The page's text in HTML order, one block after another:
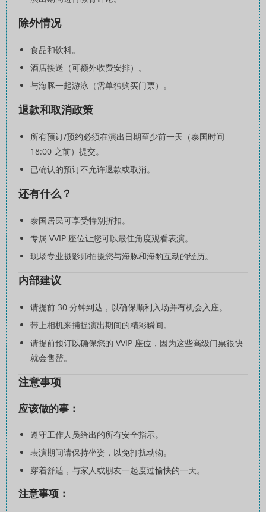
除外情况
食品和饮料。
酒店接送（可额外收费安排）。
与海豚一起游泳（需单独购买门票）。
退款和取消政策
所有预订/预约必须在演出日期至少前一天（泰国时间
18:00 之前）提交。
已确认的预订不允许退款或取消。
还有什么？
泰国居民可享受特别折扣。
专属 VVIP 座位让您可以最佳角度观看表演。
现场专业摄影师拍摄您与海豚和海豹互动的经历。
内部建议
请提前 30 分钟到达，以确保顺利入场并有机会入座。
带上相机来捕捉演出期间的精彩瞬间。
请提前预订以确保您的 VVIP 座位，因为这些高级门票很快
就会售罄。
注意事项
应该做的事：
遵守工作人员给出的所有安全指示。
表演期间请保持坐姿，以免打扰动物。
穿着舒适，与家人或朋友一起度过愉快的一天。
注意事项：